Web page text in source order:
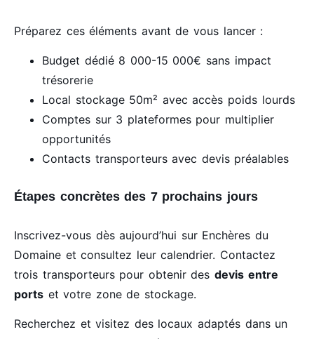
Préparez ces éléments avant de vous lancer :
Budget dédié 8 000-15 000€ sans impact
trésorerie
Local stockage 50m² avec accès poids lourds
Comptes sur 3 plateformes pour multiplier
opportunités
Contacts transporteurs avec devis préalables
Étapes concrètes des 7 prochains jours
Inscrivez-vous dès aujourd’hui sur Enchères du
Domaine et consultez leur calendrier. Contactez
trois transporteurs pour obtenir desdevis entre
ports et votre zone de stockage.
Recherchez et visitez des locaux adaptés dans un